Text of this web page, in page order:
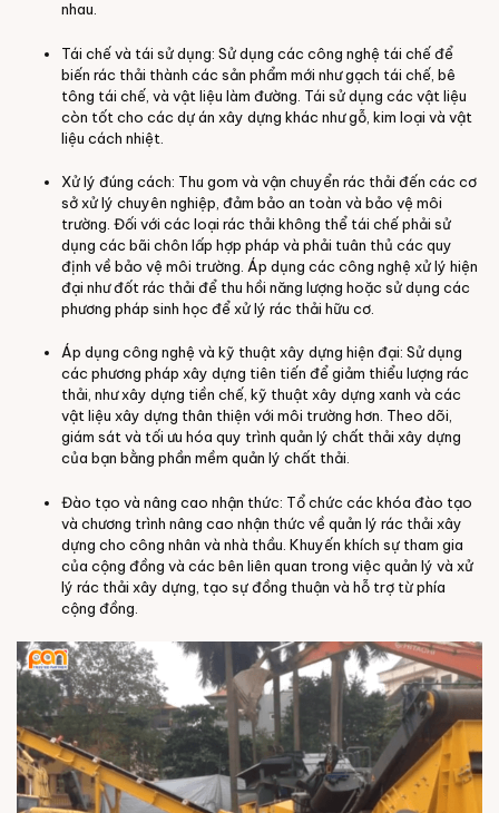
nhau.
Tái chế và tái sử dụng: Sử dụng các công nghệ tái chế để
biến rác thải thành các sản phẩm mới như gạch tái chế, bê
tông tái chế, và vật liệu làm đường. Tái sử dụng các vật liệu
còn tốt cho các dự án xây dựng khác như gỗ, kim loại và vật
liệu cách nhiệt.
Xử lý đúng cách: Thu gom và vận chuyển rác thải đến các cơ
sở xử lý chuyên nghiệp, đảm bảo an toàn và bảo vệ môi
trường. Đối với các loại rác thải không thể tái chế phải sử
dụng các bãi chôn lấp hợp pháp và phải tuân thủ các quy
định về bảo vệ môi trường. Áp dụng các công nghệ xử lý hiện
đại như đốt rác thải để thu hồi năng lượng hoặc sử dụng các
phương pháp sinh học để xử lý rác thải hữu cơ.
Áp dụng công nghệ và kỹ thuật xây dựng hiện đại: Sử dụng
các phương pháp xây dựng tiên tiến để giảm thiểu lượng rác
thải, như xây dựng tiền chế, kỹ thuật xây dựng xanh và các
vật liệu xây dựng thân thiện với môi trường hơn. Theo dõi,
giám sát và tối ưu hóa quy trình quản lý chất thải xây dựng
của bạn bằng phần mềm quản lý chất thải.
Đào tạo và nâng cao nhận thức: Tổ chức các khóa đào tạo
và chương trình nâng cao nhận thức về quản lý rác thải xây
dựng cho công nhân và nhà thầu. Khuyến khích sự tham gia
của cộng đồng và các bên liên quan trong việc quản lý và xử
lý rác thải xây dựng, tạo sự đồng thuận và hỗ trợ từ phía
cộng đồng.